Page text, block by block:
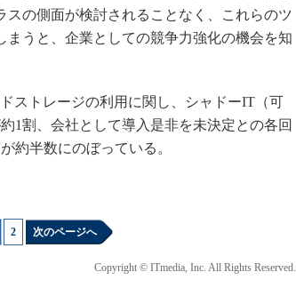
の側面が検討されることなく、これらのツ
うと、企業としての競争力強化の機会を知
ストレージの利用に関し、シャドーIT（可
1割、会社として導入是非を未決定との各回
約半数にのぼっている。
2 次のページへ
Copyright © ITmedia, Inc. All Rights Reserved.